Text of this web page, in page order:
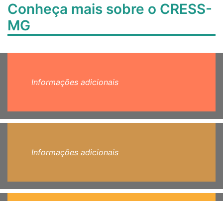
Conheça mais sobre o CRESS-
MG
Informações adicionais
Informações adicionais